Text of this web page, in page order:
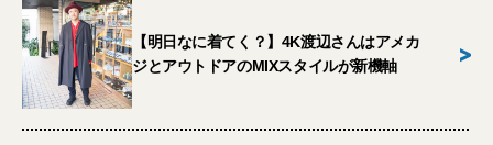
【明日なに着てく？】4K渡辺さんはアメカ
ジとアウトドアのMIXスタイルが新機軸
>